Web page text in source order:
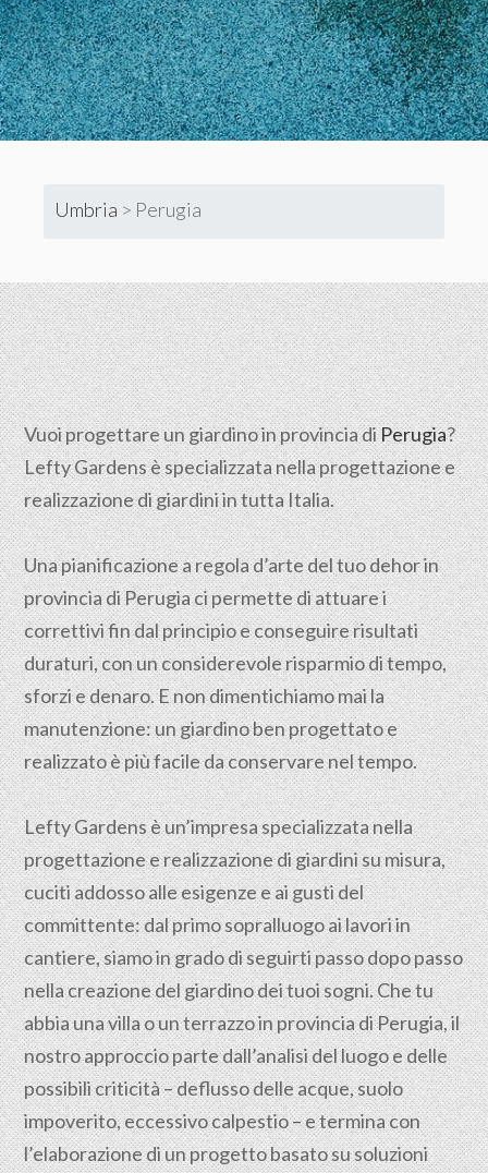
Umbria > Perugia
Vuoi progettare un giardino in provincia diPerugia?
Lefty Gardens è specializzata nella progettazione e
realizzazione di giardini in tutta Italia.
Una pianificazione a regola d’arte del tuo dehor in
provincia diPerugiaci permette di attuare i
correttivi fin dal principio e conseguire risultati
duraturi, con un considerevole risparmio di tempo,
sforzi e denaro. E non dimentichiamo mai la
manutenzione: un giardino ben progettato e
realizzato è più facile da conservare nel tempo.
Lefty Gardens è un’impresa specializzata nella
progettazionee realizzazione di giardini su misura,
cuciti addosso alle esigenze e ai gusti del
committente: dal primo sopralluogo ai lavori in
cantiere, siamo in grado di seguirti passo dopo passo
nella creazione del giardino dei tuoi sogni. Che tu
abbia una villa o un terrazzo in provincia di Perugia, il
nostro approccio parte dall’analisi del luogo e delle
possibili criticità – deflusso delle acque, suolo
impoverito, eccessivo calpestio – e termina con
l’elaborazione di un progetto basato su soluzioni